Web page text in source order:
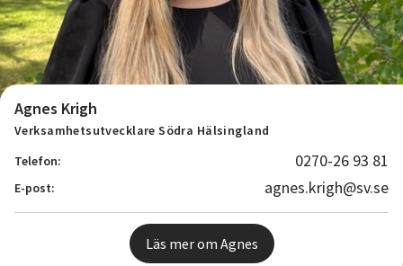
Agnes Krigh
Verksamhetsutvecklare Södra Hälsingland
Telefon:
0270-26 93 81
E-post: agnes.krigh@sv.se
Läs mer om Agnes